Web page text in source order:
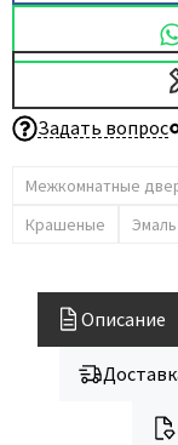
Задать вопрос
Межкомнатные
Крашеные
Эмаль
Описание